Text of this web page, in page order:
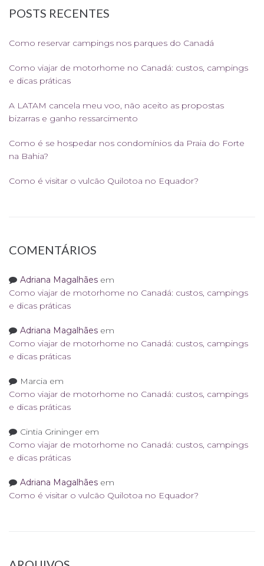
POSTS RECENTES
Como reservar campings nos parques do Canadá
Como viajar de motorhome no Canadá: custos, campings
e dicas práticas
A LATAM cancela meu voo, não aceito as propostas
bizarras e ganho ressarcimento
Como é se hospedar nos condomínios da Praia do Forte
na Bahia?
Como é visitar o vulcão Quilotoa no Equador?
COMENTÁRIOS
Adriana Magalhães em
Como viajar de motorhome no Canadá: custos, campings
e dicas práticas
Adriana Magalhães em
Como viajar de motorhome no Canadá: custos, campings
e dicas práticas
Marcia em
Como viajar de motorhome no Canadá: custos, campings
e dicas práticas
Cintia Grininger em
Como viajar de motorhome no Canadá: custos, campings
e dicas práticas
Adriana Magalhães em
Como é visitar o vulcão Quilotoa no Equador?